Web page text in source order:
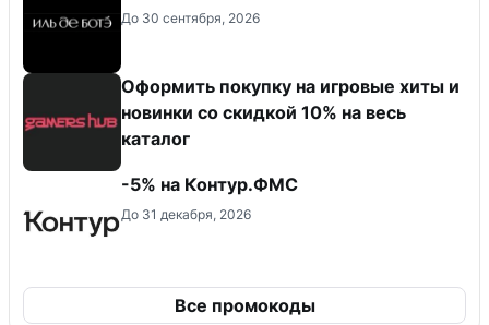
До 30 сентября, 2026
Оформить покупку на игровые хиты и
новинки со скидкой 10% на весь
каталог
-5% на Контур.ФМС
До 31 декабря, 2026
Все промокоды